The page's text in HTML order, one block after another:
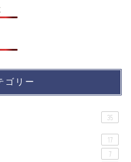
ゴリー
35
17
7